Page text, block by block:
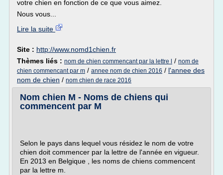
votre chien en fonction de ce que vous aimez.
Nous vous...
Lire la suite
Site : http://www.nomd1chien.fr
Thèmes liés : nom de chien commencant par la lettre l / nom de
chien commencant par m / annee nom de chien 2016 / l'annee des
nom de chien / nom chien de race 2016
Nom chien M - Noms de chiens qui
commencent par M
Selon le pays dans lequel vous résidez le nom de votre
chien doit commencer par la lettre de l'année en vigueur.
En 2013 en Belgique , les noms de chiens commencent
par la lettre m.